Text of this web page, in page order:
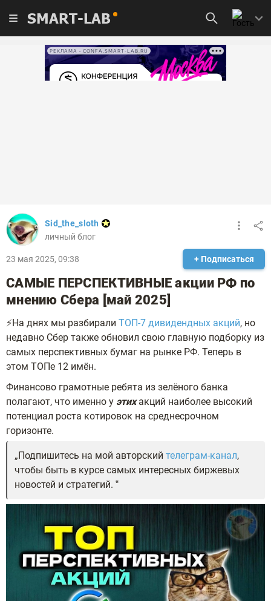
SMART-LAB
РЕКЛАМА • CONFA.SMART-LAB.RU
Sid_the_sloth
личный блог
23 мая 2025, 09:38 + Подписаться
САМЫЕ ПЕРСПЕКТИВНЫЕ акции РФ по
мнению Сбера [май 2025]
⚡На днях мы разбирали ТОП-7 дивидендных акций, но
недавно Сбер также обновил свою главную подборку из
самых перспективных бумаг на рынке РФ. Теперь в
этом ТОПе 12 имён.
Финансово грамотные ребята из зелёного банка
полагают, что именно у этихакций наиболее высокий
потенциал роста котировок на среднесрочном
горизонте.
Подпишитесь на мой авторский телеграм-канал,
чтобы быть в курсе самых интересных биржевых
новостей и стратегий.